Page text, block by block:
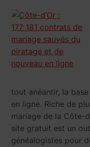
tout anéantir, la
en ligne. Riche de
mariage de la Côte-
site gratuit est un
généalogistes pour